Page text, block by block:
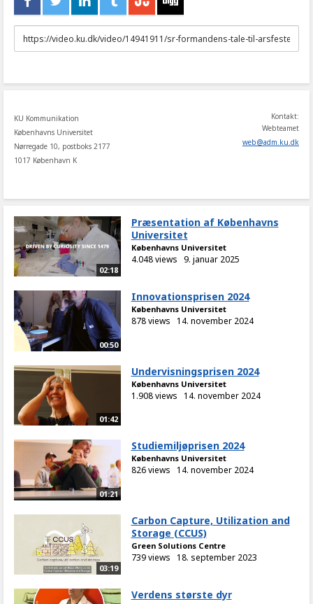
URL
to
KU Kommunikation
Københavns Universitet
Nørregade 10, postboks 2177
1017 København K
Kontakt:
Webteamet
web@adm.ku.dk
02:18
Præsentation af Københavns
Universitet
Københavns Universitet
4.048 views 9. januar 2025
00:50
Innovationsprisen 2024
Københavns Universitet
878 views 14. november 2024
01:42
Undervisningsprisen 2024
Københavns Universitet
1.908 views 14. november 2024
01:21
Studiemiljøprisen 2024
Københavns Universitet
826 views 14. november 2024
03:19
Carbon Capture, Utilization and
Storage (CCUS)
Green Solutions Centre
739 views 18. september 2023
Verdens største dyr